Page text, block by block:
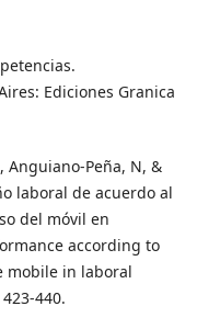
Ediciones Granica
Anguiano-Peña, N, &
laboral de acuerdo al
del móvil en
according to
mobile in laboral
440.